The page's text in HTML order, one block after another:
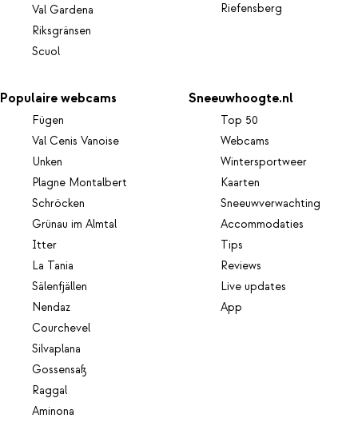
Val Gardena
Riksgränsen
Scuol
Riefensberg
Populaire webcams
Fügen
Val Cenis Vanoise
Unken
Plagne Montalbert
Schröcken
Grünau im Almtal
Itter
La Tania
Sälenfjällen
Nendaz
Courchevel
Silvaplana
Gossensaß
Raggal
Aminona
Sneeuwhoogte.nl
Top 50
Webcams
Wintersportweer
Kaarten
Sneeuwverwachting
Accommodaties
Tips
Reviews
Live updates
App